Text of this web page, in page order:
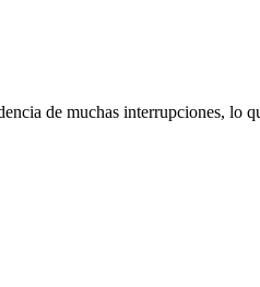
de muchas interrupciones, lo